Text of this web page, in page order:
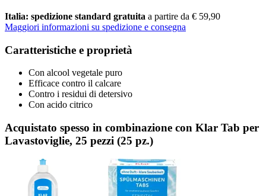
Italia: spedizione standard gratuita a partire da € 59,90
Maggiori informazioni su spedizione e consegna
Caratteristiche e proprietà
Con alcool vegetale puro
Efficace contro il calcare
Contro i residui di detersivo
Con acido citrico
Acquistato spesso in combinazione con Klar Tab per
Lavastoviglie, 25 pezzi (25 pz.)